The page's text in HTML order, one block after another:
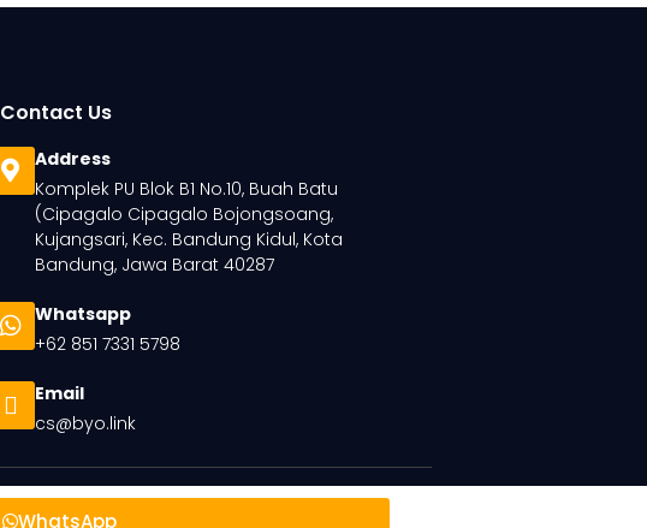
Contact Us
Address
Komplek PU Blok B1 No.10, Buah Batu
(Cipagalo Cipagalo Bojongsoang,
Kujangsari, Kec. Bandung Kidul, Kota
Bandung, Jawa Barat 40287
Whatsapp
+62 851 7331 5798
Email
cs@byo.link
WhatsApp